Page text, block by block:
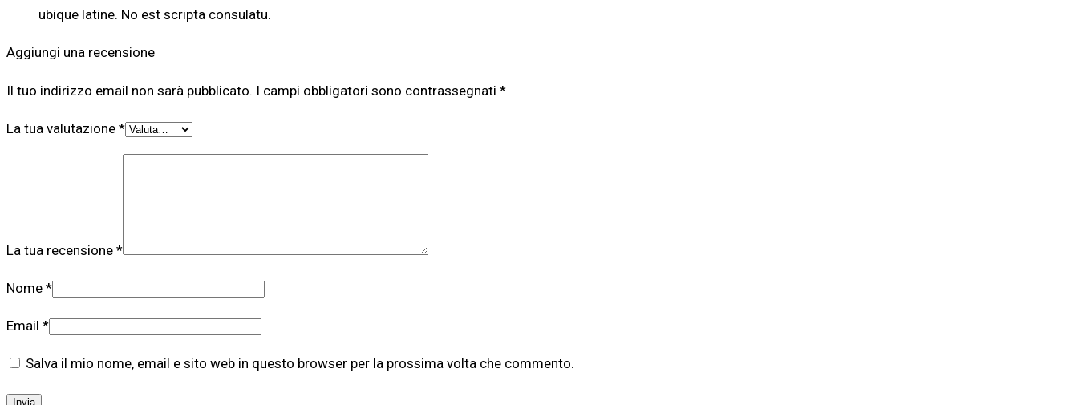
ubique latine. No est scripta consulatu.
Aggiungi una recensione
Il tuo indirizzo email non sarà pubblicato. I campi obbligatori sono contrassegnati *
La tua valutazione *
La tua recensione *
Nome *
Email *
Salva il mio nome, email e sito web in questo browser per la prossima volta che commento.